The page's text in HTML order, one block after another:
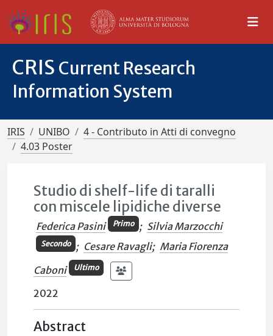
CRIS Current Research
Information System
IRIS UNIBO
4 - Contributo in Atti di convegno
4.03 Poster
Studio di shelf-life di taralli
con miscele lipidiche diverse
Federica Pasini Primo ; Silvia Marzocchi
Secondo ; Cesare Ravagli; Maria Fiorenza
Caboni
Ultimo
2022
Abstract